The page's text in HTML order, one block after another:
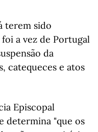
terem sido
a vez de Portugal
da
catequeces e atos
Episcopal
determina "que os